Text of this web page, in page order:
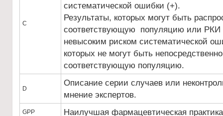
С
систематической ошибки (+).
Результаты, которых могут быть
соответствующую популяцию или РКИ
невысоким риском систематической
которых не могут быть
соответствующую популяцию.
D
Описание серии случаев или
мнение экспертов.
GPP Наилучшая фармацевтическая